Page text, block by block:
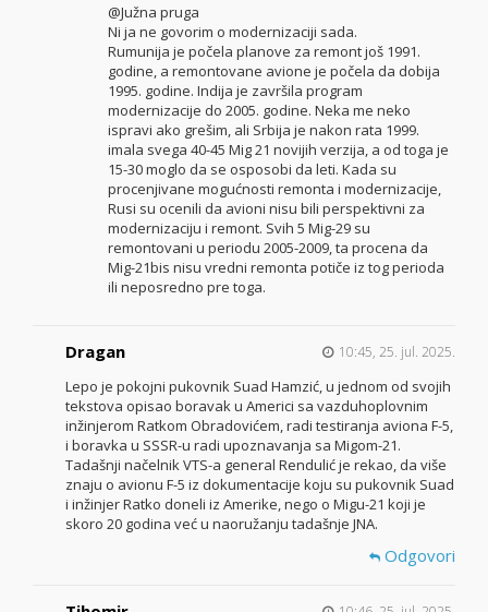
@Južna pruga
Ni ja ne govorim o modernizaciji sada.
Rumunija je počela planove za remont još 1991.
godine, a remontovane avione je počela da dobija
1995. godine. Indija je završila program
modernizacije do 2005. godine. Neka me neko
ispravi ako grešim, ali Srbija je nakon rata 1999.
imala svega 40-45 Mig 21 novijih verzija, a od toga je
15-30 moglo da se osposobi da leti. Kada su
procenjivane mogućnosti remonta i modernizacije,
Rusi su ocenili da avioni nisu bili perspektivni za
modernizaciju i remont. Svih 5 Mig-29 su
remontovani u periodu 2005-2009, ta procena da
Mig-21bis nisu vredni remonta potiče iz tog perioda
ili neposredno pre toga.
Dragan 10:45, 25. jul. 2025.
Lepo je pokojni pukovnik Suad Hamzić, u jednom od svojih
tekstova opisao boravak u Americi sa vazduhoplovnim
inžinjerom Ratkom Obradovićem, radi testiranja aviona F-5,
i boravka u SSSR-u radi upoznavanja sa Migom-21.
Tadašnji načelnik VTS-a general Rendulić je rekao, da više
znaju o avionu F-5 iz dokumentacije koju su pukovnik Suad
i inžinjer Ratko doneli iz Amerike, nego o Migu-21 koji je
skoro 20 godina već u naoružanju tadašnje JNA.
Odgovori